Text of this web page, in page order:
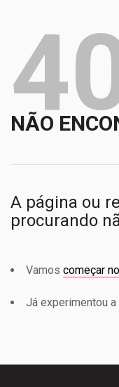
NÃO
A página ou
procurando
Vamos começar
Já experimentou